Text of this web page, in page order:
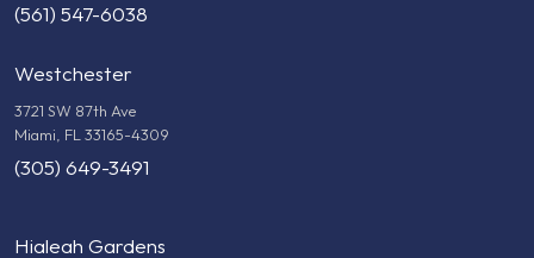
(561) 547-6038
Westchester
3721 SW 87th Ave
Miami, FL 33165-4309
(305) 649-3491
Hialeah Gardens